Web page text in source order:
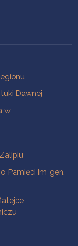
Dawnej
w
Pamięci im. gen.